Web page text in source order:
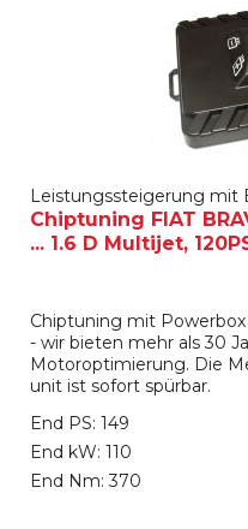
Leistungssteigerung mit
Chiptuning FIAT
... 1.6 D Multijet,
Chiptuning mit
- wir bieten mehr als 30
Motoroptimierung. Die
unit ist sofort spürbar.
End PS: 149
End kW: 110
End Nm: 370